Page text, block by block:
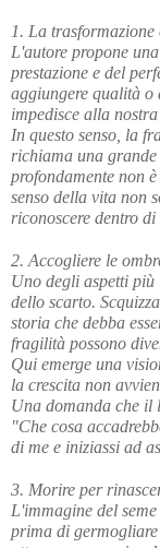
1. La trasformazione
L'autore propone
prestazione e del
aggiungere qualità o
impedisce alla
In questo senso, la
richiama una
profondamente non
senso della vita non
riconoscere dentro di
2. Accogliere le
Uno degli aspetti
dello scarto.
storia che debba
fragilità possono
Qui emerge una
la crescita non
Una domanda che il
"Che cosa
di me e iniziassi ad
3. Morire per
L'immagine del
prima di germogliare